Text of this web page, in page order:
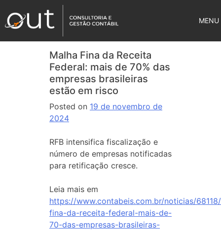
MENU
Malha Fina da Receita
Federal: mais de 70% das
empresas brasileiras
estão em risco
Posted on 19 de novembro de
2024
RFB intensifica fiscalização e
número de empresas notificadas
para retificação cresce.
Leia mais em
https://www.contabeis.com.br/noticias/
fina-da-receita-federal-mais-de-
70-das-empresas-brasileiras-